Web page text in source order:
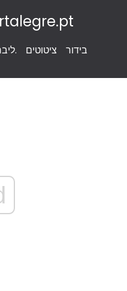
ליברפול פ.ק. ציטוטים בידור